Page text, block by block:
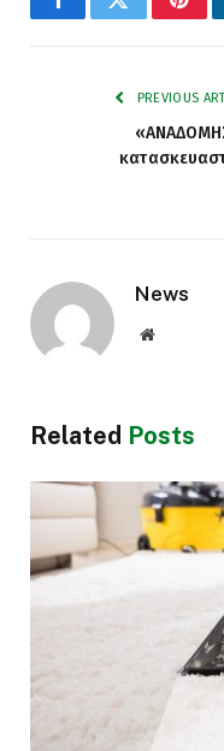
FacebookTwitter
PREVIOUS
News
Website
Related Posts